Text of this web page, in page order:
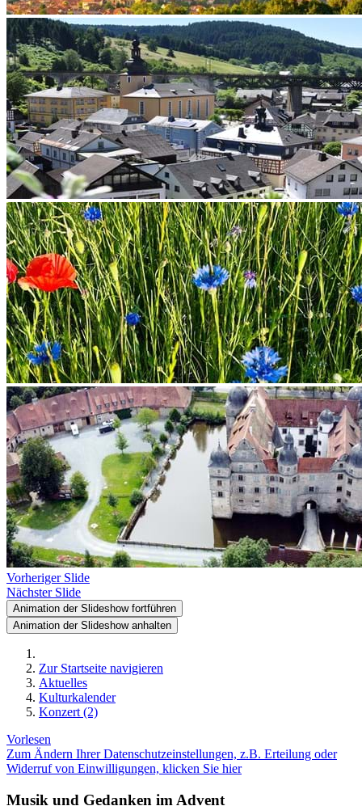
Vorheriger Slide
Nächster Slide
Animation der Slideshow fortführen
Animation der Slideshow anhalten
Zur Startseite navigieren
Aktuelles
Kulturkalender
Konzert (2)
Vorlesen
Zum Ändern Ihrer Datenschutzeinstellungen, z.B. Erteilung oder
Widerruf von Einwilligungen, klicken Sie hier
Musik und Gedanken im Advent